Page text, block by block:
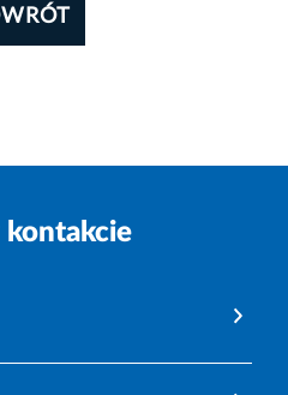
kontakcie